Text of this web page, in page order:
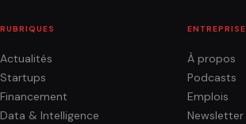
RUBRIQUES
Actualités
Startups
Financement
Data & Intelligence
ENTREPRISE
À propos
Podcasts
Emplois
Newsletter